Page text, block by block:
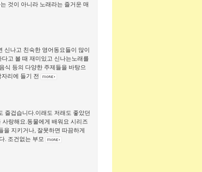
것이 아니라 노래라는 즐거운 매
나고 친숙한 영어동요들이 많이
고 볼 때 재미있고 신나는노래를
식 등의 다양한 주제들을 바탕으
리에 들기 전
즐겁습니다.이래도 저래도 좋았던
랑해요.동물에게 배워요 시리즈
지키거나, 잘못하면 따끔하게
. 조건없는 부모